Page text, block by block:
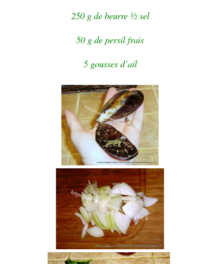
250 g de beurre ½ sel
50 g de persil frais
5 gousses d’ail